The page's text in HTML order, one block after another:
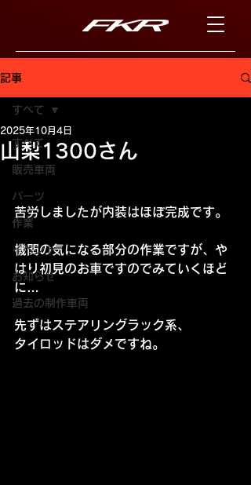
記事
すべて
販売車両
パーツ
作業
イベント
お知らせ
過去の制作車両
すべて
山梨1300さん
2025年10月4日
苦労しましたが内装はほぼ完成です。
機関の気になる部分の作業ですが、や
はり初見のお車ですのでみていくほど
に…
先ずはステアリングラック系、
タイロッドはダメですね。